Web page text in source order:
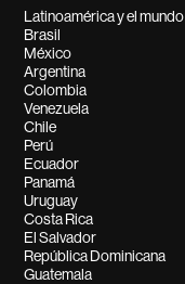
Latinoamérica y el mundo
Brasil
México
Argentina
Colombia
Venezuela
Chile
Perú
Ecuador
Panamá
Uruguay
Costa Rica
El Salvador
República Dominicana
Guatemala